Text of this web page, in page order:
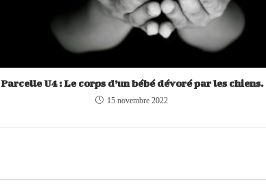
Parcelle U4 : Le corps d’un bébé dévoré par les chiens.
15 novembre 2022